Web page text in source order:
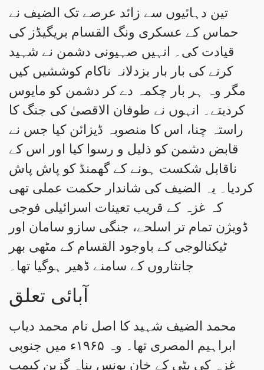
تین دہائیوں سے زائد عرصے تک الضیف نے
حماس کے عسکری ونگ القسام بریگیڈز کی
قیادت کی۔ انہیں صہیونی دشمن نے شہید
کرنے کی بار بار بزدلانہ ناکام کوششیں کیں
مگر وہ ہر بار چکمہ دے کر دشمن کو مایوس
کردیتے۔ انہوں نے طوفان الاقصیٰ کی جنگ کا
راستہ چنا، اس کا منصوبہ ڈیزائن کیا جس نے
قابض دشمن کو ذلیل و رسوا کیا اور اس کے
ناقابل شکست ہونے کے گھمنڈ کو پاش پاش
کردیا۔ یہ الضیف کی شاندار حکمت عملی تھی
کہ غزہ کے قریب تعینات اسرائیلی فوجی
ڈویژن تمام تر اسلحے، جنگی سازو سامان اور
ٹیکنالوجی کے باوجود القسام کے مٹھی بھر
جانثاروں کے سامنے ڈھیر ہوگیا تھا۔
آبائی تعلق
محمد الضیف شہید کا اصل نام محمد دیاب
ابراہیم المصری تھا۔ وہ ۱۹۶۵ء میں جنوبی
غزہ کی پٹی کے خان یونس پناہ گزین کیمپ